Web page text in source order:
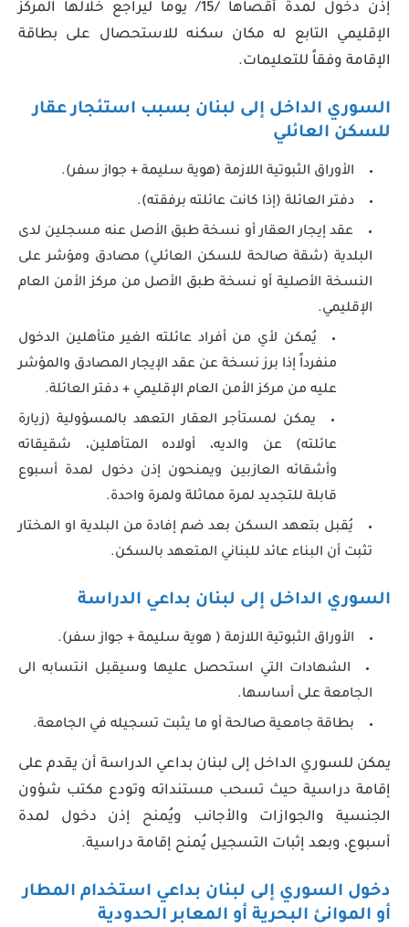
إذن دخول لمدة أقصاها /15/ يوماً ليراجع خلالها المركز
الإقليمي التابع له مكان سكنه للاستحصال على بطاقة
الإقامة وفقاً للتعليمات.
السوري الداخل إلى لبنان بسبب استئجار عقار
للسكن العائلي
الأوراق الثبوتية اللازمة (هوية سليمة + جواز سفر).
دفتر العائلة (إذا كانت عائلته برفقته).
عقد إيجار العقار أو نسخة طبق الأصل عنه مسجلين لدى
البلدية (شقة صالحة للسكن العائلي) مصادق ومؤشر على
النسخة الأصلية أو نسخة طبق الأصل من مركز الأمن العام
الإقليمي.
يُمكن لأي من أفراد عائلته الغير متأهلين الدخول
منفرداً إذا برز نسخة عن عقد الإيجار المصادق والمؤشر
عليه من مركز الأمن العام الإقليمي + دفتر العائلة.
يمكن لمستأجر العقار التعهد بالمسؤولية (زيارة
عائلته) عن والديه، أولاده المتأهلين، شقيقاته
وأشقائه العازبين ويمنحون إذن دخول لمدة أسبوع
قابلة للتجديد لمرة مماثلة ولمرة واحدة.
يُقبل بتعهد السكن بعد ضم إفادة من البلدية او المختار
تثبت أن البناء عائد للبناني المتعهد بالسكن.
السوري الداخل إلى لبنان بداعي الدراسة
الأوراق الثبوتية اللازمة ( هوية سليمة + جواز سفر).
الشهادات التي استحصل عليها وسيقبل انتسابه الى
الجامعة على أساسها.
بطاقة جامعية صالحة أو ما يثبت تسجيله في الجامعة.
يمكن للسوري الداخل إلى لبنان بداعي الدراسة أن يقدم على
إقامة دراسية حيث تسحب مستنداته وتودع مكتب شؤون
الجنسية والجوازات والأجانب ويُمنح إذن دخول لمدة
أسبوع، وبعد إثبات التسجيل يُمنح إقامة دراسية.
دخول السوري إلى لبنان بداعي استخدام المطار
أو الموانئ البحرية أو المعابر الحدودية